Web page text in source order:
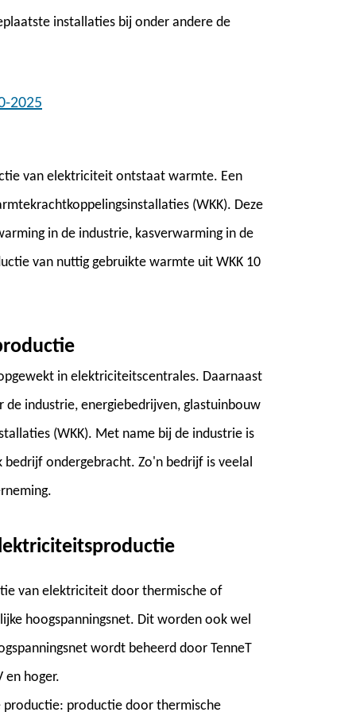
installaties bij onder andere de
2025
van elektriciteit ontstaat warmte. Een
(WKK). Deze
in de industrie, kasverwarming in de
van nuttig gebruikte warmte uit WKK 10
in elektriciteitscentrales. Daarnaast
industrie, energiebedrijven, glastuinbouw
(WKK). Met name bij de industrie is
ondergebracht. Zo'n bedrijf is veelal
van elektriciteit door thermische of
hoogspanningsnet. Dit worden ook wel
wordt beheerd door TenneT
en hoger.
productie door thermische